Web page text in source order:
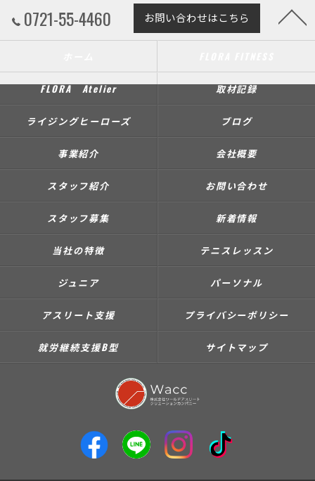
0721-55-4460 お問い合わせはこちら
FLORA Atelier 取材記録
ライジングヒーローズ ブログ
事業紹介 会社概要
スタッフ紹介 お問い合わせ
スタッフ募集 新着情報
当社の特徴 テニスレッスン
ジュニア パーソナル
アスリート支援 プライバシーポリシー
就労継続支援B型 サイトマップ